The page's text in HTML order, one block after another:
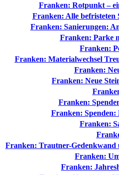
Franken: Rotpunkt –
Franken: Alle befristeten
Franken: Sanierungen:
Franken: Parke
Franken:
Franken: Materialwechsel
Franken:
Franken: Neue
Franken:
Franken:
Franken:
Franken: Trautner-Gedenkwand
Franken:
Franken: